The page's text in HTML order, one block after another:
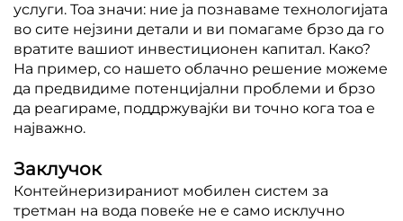
услуги. Тоа значи: ние ја познаваме технологијата
во сите нејзини детали и ви помагаме брзо да го
вратите вашиот инвестиционен капитал. Како?
На пример, со нашето облачно решение можеме
да предвидиме потенцијални проблеми и брзо
да реагираме, поддржувајќи ви точно кога тоа е
најважно.
Заклучок
Контейнеризираниот мобилен систем за
третман на вода повеќе не е само исклучно